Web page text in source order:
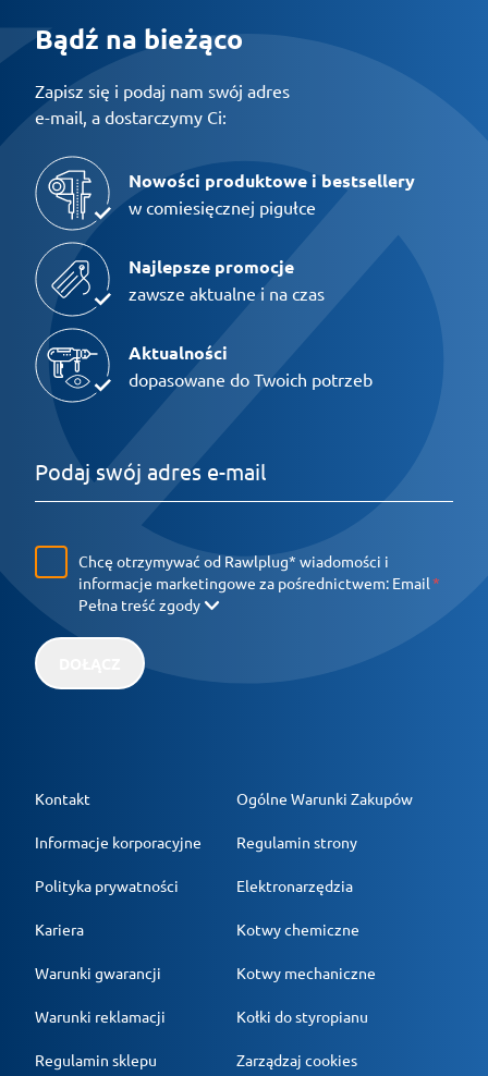
Bądź na bieżąco
Zapisz się i podaj nam swój adres
e-mail, a dostarczymy Ci:
Nowości produktowe i bestsellery
w comiesięcznej pigułce
Najlepsze promocje
zawsze aktualne i na czas
Aktualności
dopasowane do Twoich potrzeb
Chcę otrzymywać od Rawlplug* wiadomości i
informacje marketingowe za pośrednictwem: Email
Pełna treść zgody
Kontakt
Informacje korporacyjne
Polityka prywatności
Kariera
Warunki gwarancji
Warunki reklamacji
Regulamin sklepu
Ogólne Warunki Zakupów
Regulamin strony
Elektronarzędzia
Kotwy chemiczne
Kotwy mechaniczne
Kołki do styropianu
Zarządzaj cookies